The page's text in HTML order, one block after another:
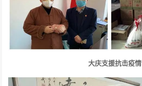
大庆支援抗击疫情